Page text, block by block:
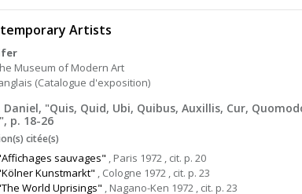
Artists
Museum of Modern Art
anglais (Catalogue d'exposition)
Daniel, "Quis, Quid, Ubi, Quibus, Auxillis, Cur,
p. 18-26
citée(s)
sauvages" , Paris 1972 , cit. p. 20
Kunstmarkt" , Cologne 1972 , cit. p. 23
World Uprisings" , Nagano-Ken 1972 , cit. p. 23